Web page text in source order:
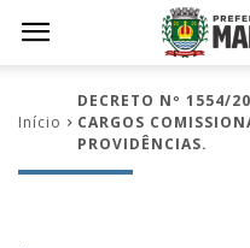
Início
DECRETO Nº 1554/
CARGOS
PROVIDÊNCIAS.